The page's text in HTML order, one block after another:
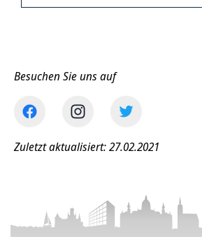
Besuchen Sie uns auf
Zuletzt aktualisiert: 27.02.2021